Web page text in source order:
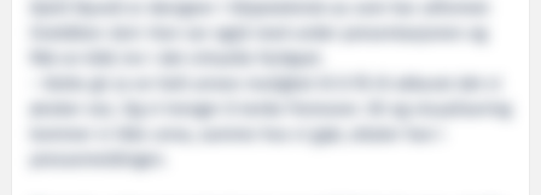
Kjetil Nyvoll er designer i Skipsteknisk as som har utformet
. Han var også med under presentasjonen og
fikk en kikk inn i det virtuelle fartøyet.
– Dette gir jo en helt annen mulighet til å få til akkurat det vi
ønsker oss. Og vi trenger å tenke fremover. 3D og visualisering
kommer vi ikke unna, samme hva vi gjør, uttaler han i
pressemeldingen.